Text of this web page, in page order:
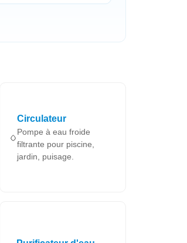
Circulateur
Pompe à eau froide
filtrante pour piscine,
jardin, puisage.